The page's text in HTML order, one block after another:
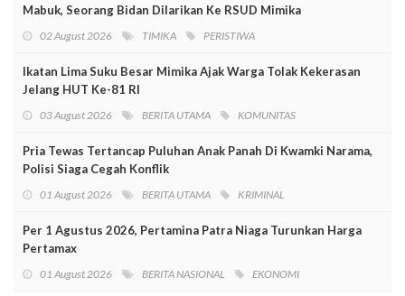
Mabuk, Seorang Bidan Dilarikan Ke RSUD Mimika
02 August 2026 TIMIKA PERISTIWA
Ikatan Lima Suku Besar Mimika Ajak Warga Tolak Kekerasan
Jelang HUT Ke-81 RI
03 August 2026 BERITA UTAMA KOMUNITAS
Pria Tewas Tertancap Puluhan Anak Panah Di Kwamki Narama,
Polisi Siaga Cegah Konflik
01 August 2026 BERITA UTAMA KRIMINAL
Per 1 Agustus 2026, Pertamina Patra Niaga Turunkan Harga
Pertamax
01 August 2026 BERITA NASIONAL EKONOMI